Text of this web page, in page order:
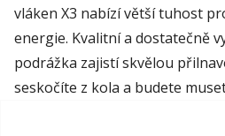
vláken X3 nabízí větší tuhost
energie. Kvalitnía dostatečně
podrážka zajistí skvělou
seskočíte z kola a budete